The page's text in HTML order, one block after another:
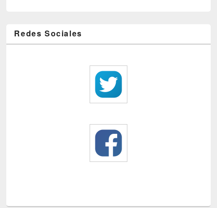
Redes Sociales